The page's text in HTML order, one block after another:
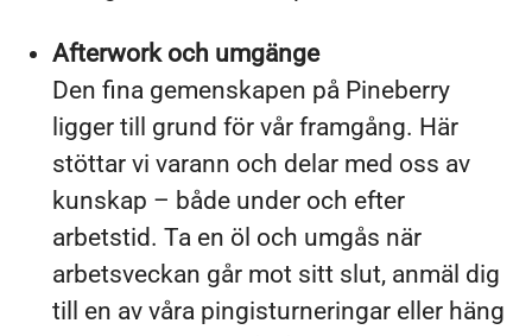
Afterwork och umgänge
Den fina gemenskapen på Pineberry
ligger till grund för vår framgång. Här
stöttar vi varann och delar med oss av
kunskap – både under och efter
arbetstid. Ta en öl och umgås när
arbetsveckan går mot sitt slut, anmäl dig
till en av våra pingisturneringar eller häng